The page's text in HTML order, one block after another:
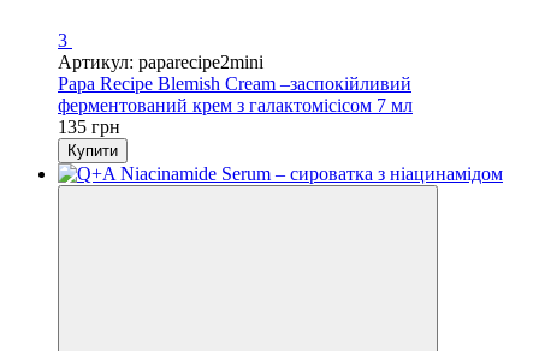
3
Артикул: paparecipe2mini
Papa Recipe Blemish Cream –заспокійливий
ферментований крем з галактомісісом 7 мл
135 грн
Купити